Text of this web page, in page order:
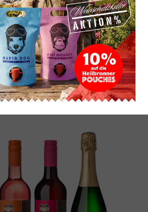
6 x Glühwein Minis Rot
19,18€
12,79€ / l
inkl. 19 % MwSt.